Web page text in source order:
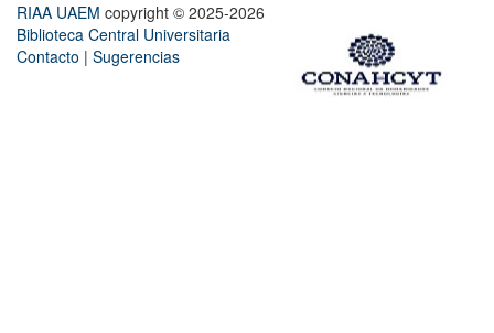
RIAA UAEM copyright © 2025-2026
Biblioteca Central Universitaria
Contacto | Sugerencias